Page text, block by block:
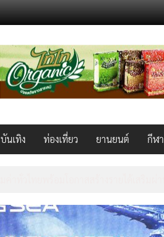
บันเทิง ท่องเที่ยว ยานยนต์ กีฬา